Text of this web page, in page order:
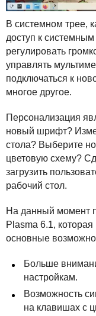
В системном трее,
доступ к
регулировать
управлять
подключаться к
многое другое.
Персонализация
новый шрифт?
стола? Выберите
цветовую схему?
загрузить
рабочий стол.
На данный момент
Plasma 6.1,
основные
Больше
настройкам.
Возможность
на клавишах с